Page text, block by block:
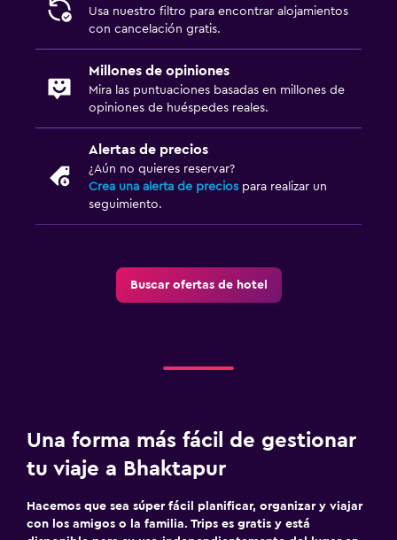
Usa nuestro filtro para encontrar alojamientos
con cancelación gratis.
Millones de opiniones
Mira las puntuaciones basadas en millones de
opiniones de huéspedes reales.
Alertas de precios
¿Aún no quieres reservar?
Crea una alerta de precios para realizar un
seguimiento.
Buscar ofertas de hotel
Una forma más fácil de gestionar
tu viaje a Bhaktapur
Hacemos que sea súper fácil planificar, organizar y viajar
con los amigos o la familia. Trips es gratis y está